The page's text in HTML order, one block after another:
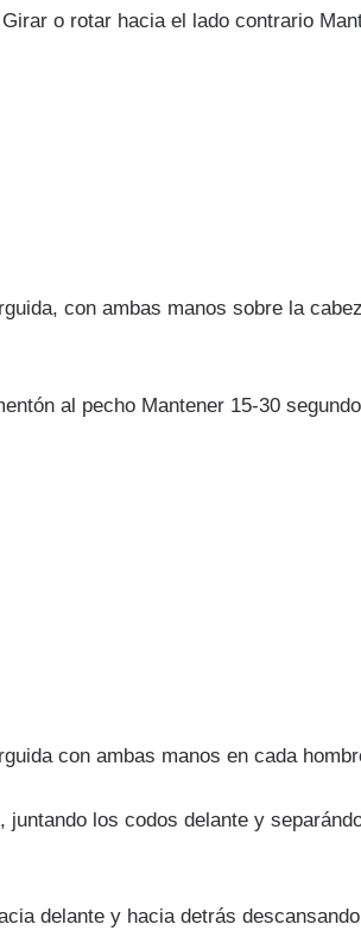
o rotar hacia el lado contrario
con ambas manos sobre la
al pecho Mantener 15-30
con ambas manos en cada
los codos delante y
delante y hacia detrás descansando